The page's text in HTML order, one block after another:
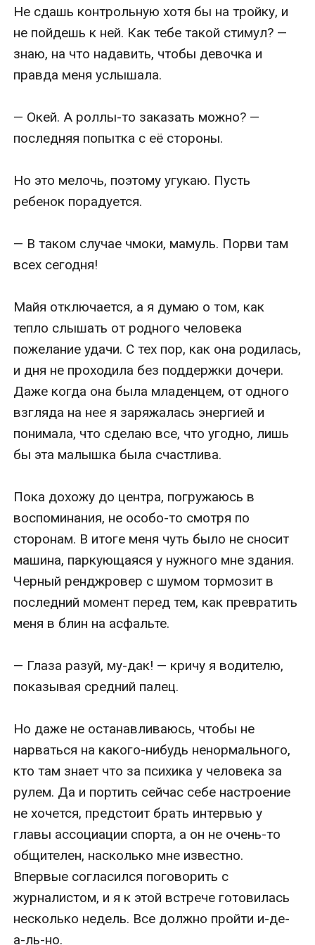
Не сдашь контрольную хотя бы на тройку, и
не пойдешь к ней. Как тебе такой стимул? —
знаю, на что надавить, чтобы девочка и
правда меня услышала.
— Окей. А роллы-то заказать можно? —
последняя попытка с её стороны.
Но это мелочь, поэтому угукаю. Пусть
ребенок порадуется.
— В таком случае чмоки, мамуль. Порви там
всех сегодня!
Майя отключается, а я думаю о том, как
тепло слышать от родного человека
пожелание удачи. С тех пор, как она родилась,
и дня не проходила без поддержки дочери.
Даже когда она была младенцем, от одного
взгляда на нее я заряжалась энергией и
понимала, что сделаю все, что угодно, лишь
бы эта малышка была счастлива.
Пока дохожу до центра, погружаюсь в
воспоминания, не особо-то смотря по
сторонам. В итоге меня чуть было не сносит
машина, паркующаяся у нужного мне здания.
Черный ренджровер с шумом тормозит в
последний момент перед тем, как превратить
меня в блин на асфальте.
— Глаза разуй, му-дак! — кричу я водителю,
показывая средний палец.
Но даже не останавливаюсь, чтобы не
нарваться на какого-нибудь ненормального,
кто там знает что за психика у человека за
рулем. Да и портить сейчас себе настроение
не хочется, предстоит брать интервью у
главы ассоциации спорта, а он не очень-то
общителен, насколько мне известно.
Впервые согласился поговорить с
журналистом, и я к этой встрече готовилась
несколько недель. Все должно пройти и-де-
а-ль-но.